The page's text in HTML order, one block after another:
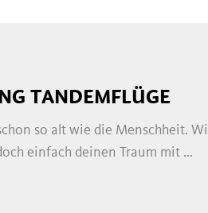
TANDEMFLÜGE
so alt wie die Menschheit.
einfach deinen Traum mit ...